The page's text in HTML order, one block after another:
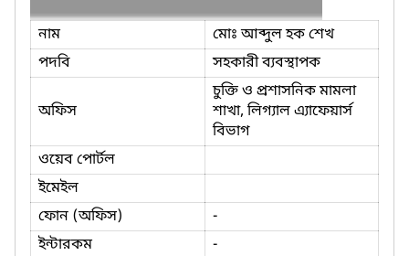
নাম
মোঃ আব্দুল হক শেখ
পদবি
সহকারী ব্যবস্থাপক
অফিস
চুক্তি ও প্রশাসনিক মামলা
শাখা, লিগ্যাল এ্যাফেয়ার্স
বিভাগ
ওয়েব পোর্টল
ইমেইল
ফোন (অফিস)
-
ইন্টারকম
-